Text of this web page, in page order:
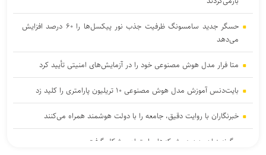
حسگر جدید سامسونگ ظرفیت جذب نور پیکسل‌ها را ۶۰ درصد افزایش
می‌دهد
متا فرار مدل هوش مصنوعی خود را در آزمایش‌های امنیتی تأیید کرد
بایت‌دنس آموزش مدل هوش مصنوعی ۱۰ تریلیون پارامتری را کلید زد
خبرنگاران با روایت دقیق، جامعه را با دولت هوشمند همراه می‌کنند
چگونه زبان بدن در شبکه‌های اجتماعی شکل گرفت